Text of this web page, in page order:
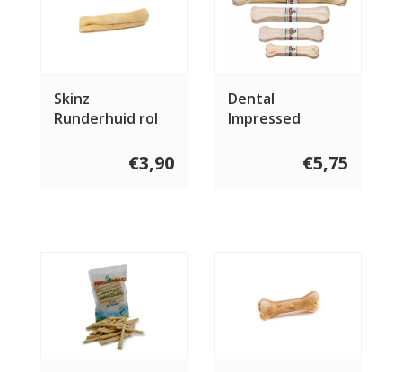
Skinz
Runderhuid rol
€3,90
Dental
Impressed
€5,75